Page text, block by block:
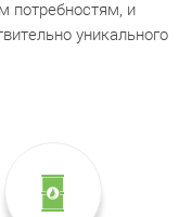
потребностям, и
уникального